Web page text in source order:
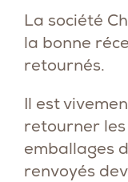
La société
la bonne
retournés.
Il est
retourner
emballages
renvoyés